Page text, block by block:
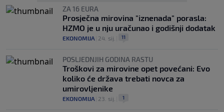
ZA 16 EURA
Prosječna mirovina "iznenada" porasla:
HZMO je u nju uračunao i godišnji dodatak
EKONOMIJA 24. sij. 11
POSLJEDNJIH GODINA RASTU
Troškovi za mirovine opet povećani: Evo
koliko će država trebati novca za
umirovljenike
EKONOMIJA 23. sij. 1